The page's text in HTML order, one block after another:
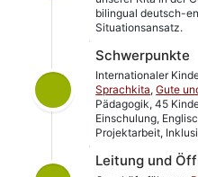
bilingual deutsch-
Situationsansatz.
Schwerpunkte
Internationaler
Sprachkita,Gute
Pädagogik, 45
Einschulung,
Projektarbeit,
Leitung und